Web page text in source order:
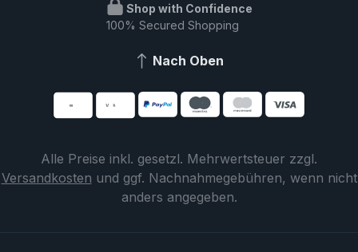
Shop with Confidence
100% Secured Shopping
Nach Oben
Alle Preise inkl. gesetzl. Mehrwertsteuer zzgl.
Versandkosten und ggf. Nachnahmegebühren, wenn nicht
anders angegeben.